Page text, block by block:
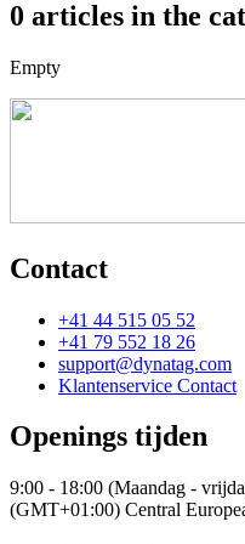
0 articles in the
Empty
Contact
+41 44 515 05 52
+41 79 552 18 26
support@dynatag.com
Klantenservice Contact
Openings tijden
9:00 - 18:00 (Maandag -
(GMT+01:00) Central